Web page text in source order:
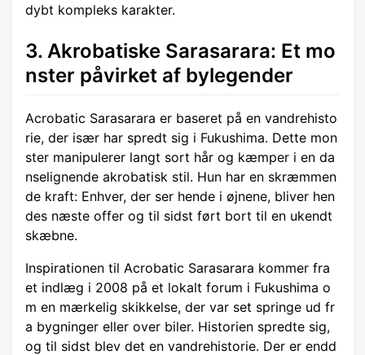
dybt kompleks karakter.
3. Akrobatiske Sarasarara: Et mo
nster påvirket af bylegender
Acrobatic Sarasarara er baseret på en vandrehisto
rie, der især har spredt sig i Fukushima. Dette mon
ster manipulerer langt sort hår og kæmper i en da
nselignende akrobatisk stil. Hun har en skræmmen
de kraft: Enhver, der ser hende i øjnene, bliver hen
des næste offer og til sidst ført bort til en ukendt
skæbne.
Inspirationen til Acrobatic Sarasarara kommer fra
et indlæg i 2008 på et lokalt forum i Fukushima o
m en mærkelig skikkelse, der var set springe ud fr
a bygninger eller over biler. Historien spredte sig,
og til sidst blev det en vandrehistorie. Der er endd